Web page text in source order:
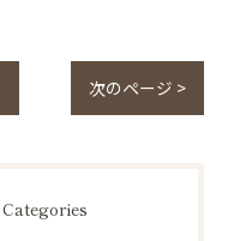
次のページ >
Categories